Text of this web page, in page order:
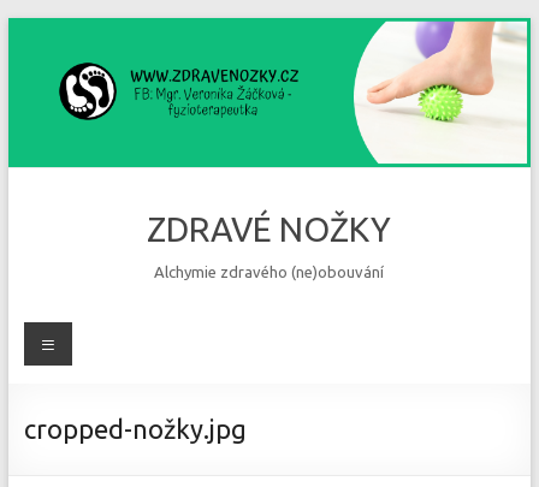
content
ZDRAVÉ NOŽKY
Alchymie zdravého (ne)obouvání
Menu
cropped-nožky.jpg